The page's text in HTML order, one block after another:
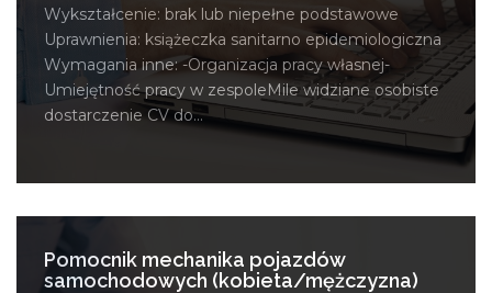
Wykształcenie: brak lub niepełne podstawowe
Uprawnienia: książeczka sanitarno epidemiologiczna
Wymagania inne: -Organizacja pracy własnej-
Umiejętność pracy w zespoleMile widziane osobiste
dostarczenie CV do...
Pomocnik mechanika pojazdów
samochodowych (kobieta/mężczyzna)